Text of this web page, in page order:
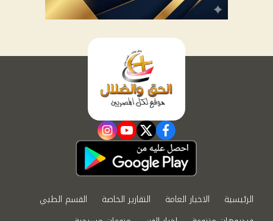
facebook
twitter
youtube
instagram
الرئيسية الاخبار العامة التقارير الخاصة
القسم الطبي